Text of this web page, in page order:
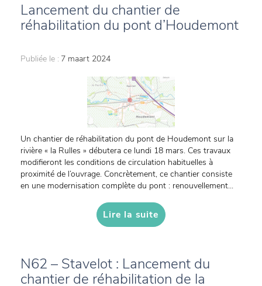
Lancement du chantier de
réhabilitation du pont d’Houdemont
Publiée le : 7 maart 2024
Un chantier de réhabilitation du pont de Houdemont sur la
rivière « la Rulles » débutera ce lundi 18 mars. Ces travaux
modifieront les conditions de circulation habituelles à
proximité de l’ouvrage. Concrètement, ce chantier consiste
en une modernisation complète du pont : renouvellement...
Lire la suite
N62 – Stavelot : Lancement du
chantier de réhabilitation de la